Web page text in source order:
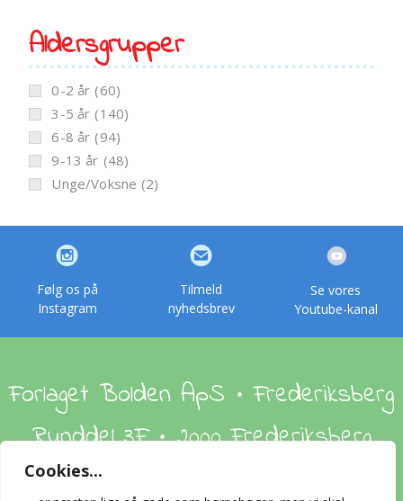
Cookies...
Aldersgrupper
0-2 år (60)
3-5 år (140)
6-8 år (94)
9-13 år (48)
Unge/Voksne (2)
Følg os på
Instagram
Tilmeld
nyhedsbrev
Se vores
Youtube-kanal
Forlaget Bolden ApS • Frederiksberg
Runddel 3F • 2000 Frederiksberg